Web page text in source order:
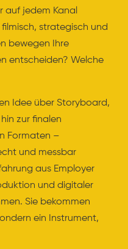
auf jedem Kanal
strategisch und
bewegen Ihre
entscheiden? Welche
Idee über Storyboard,
zur finalen
Formaten –
und messbar
aus Employer
und digitaler
Sie bekommen
ein Instrument,